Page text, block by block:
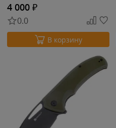
4 000 ₽
0.0
В корзину